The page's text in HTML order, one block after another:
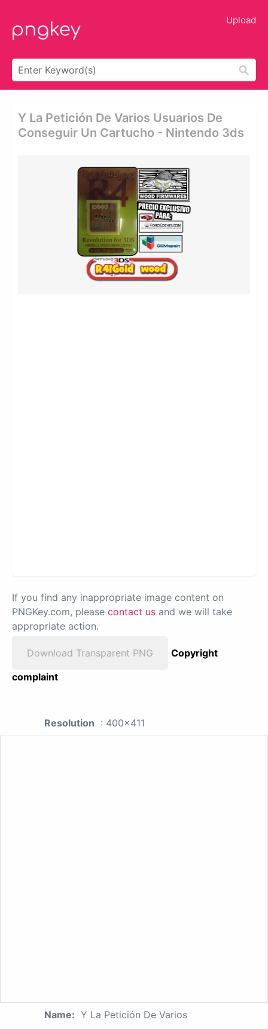
Upload
Y La Petición De Varios Usuarios De
Conseguir Un Cartucho - Nintendo 3ds
If you find any inappropriate image content on
PNGKey.com, please contact us and we will take
appropriate action.
Download Transparent PNG
Copyright
complaint
Resolution : 400x411
Name: Y La Petición De Varios